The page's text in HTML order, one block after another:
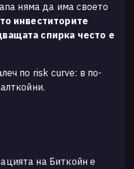
няма да има своето
инвеститорите
спирка често е
по risk curve: в по-
на Биткойн е